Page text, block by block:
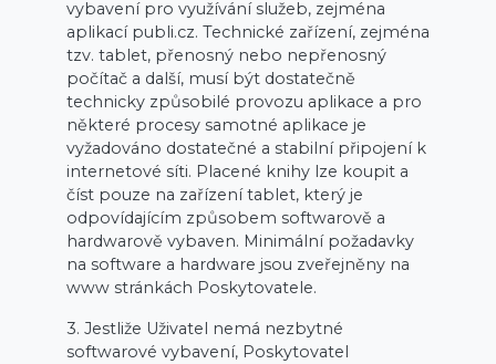
vybavení pro využívání služeb, zejména
aplikací publi.cz. Technické zařízení, zejména
tzv. tablet, přenosný nebo nepřenosný
počítač a další, musí být dostatečně
technicky způsobilé provozu aplikace a pro
některé procesy samotné aplikace je
vyžadováno dostatečné a stabilní připojení k
internetové síti. Placené knihy lze koupit a
číst pouze na zařízení tablet, který je
odpovídajícím způsobem softwarově a
hardwarově vybaven. Minimální požadavky
na software a hardware jsou zveřejněny na
www stránkách Poskytovatele.
3. Jestliže Uživatel nemá nezbytné
softwarové vybavení, Poskytovatel